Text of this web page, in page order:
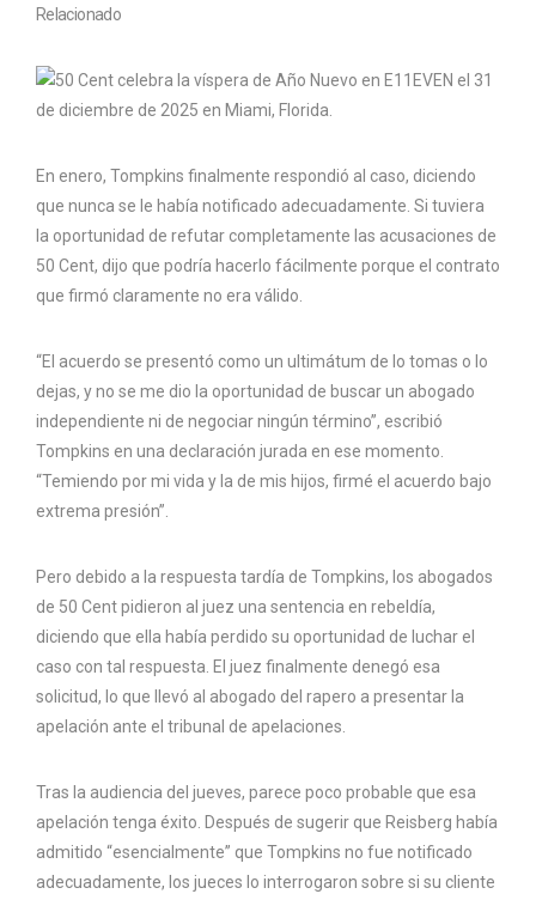
Relacionado
En enero, Tompkins finalmente respondió al caso, diciendo
que nunca se le había notificado adecuadamente. Si tuviera
la oportunidad de refutar completamente las acusaciones de
50 Cent, dijo que podría hacerlo fácilmente porque el contrato
que firmó claramente no era válido.
“El acuerdo se presentó como un ultimátum de lo tomas o lo
dejas, y no se me dio la oportunidad de buscar un abogado
independiente ni de negociar ningún término”, escribió
Tompkins en una declaración jurada en ese momento.
“Temiendo por mi vida y la de mis hijos, firmé el acuerdo bajo
extrema presión”.
Pero debido a la respuesta tardía de Tompkins, los abogados
de 50 Cent pidieron al juez una sentencia en rebeldía,
diciendo que ella había perdido su oportunidad de luchar el
caso con tal respuesta. El juez finalmente denegó esa
solicitud, lo que llevó al abogado del rapero a presentar la
apelación ante el tribunal de apelaciones.
Tras la audiencia del jueves, parece poco probable que esa
apelación tenga éxito. Después de sugerir que Reisberg había
admitido “esencialmente” que Tompkins no fue notificado
adecuadamente, los jueces lo interrogaron sobre si su cliente